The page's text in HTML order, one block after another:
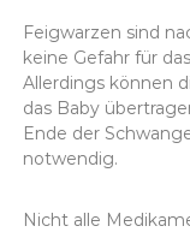
Feigwarzen sind
keine Gefahr für
Allerdings können
das Baby
Ende der
notwendig.
Nicht alle